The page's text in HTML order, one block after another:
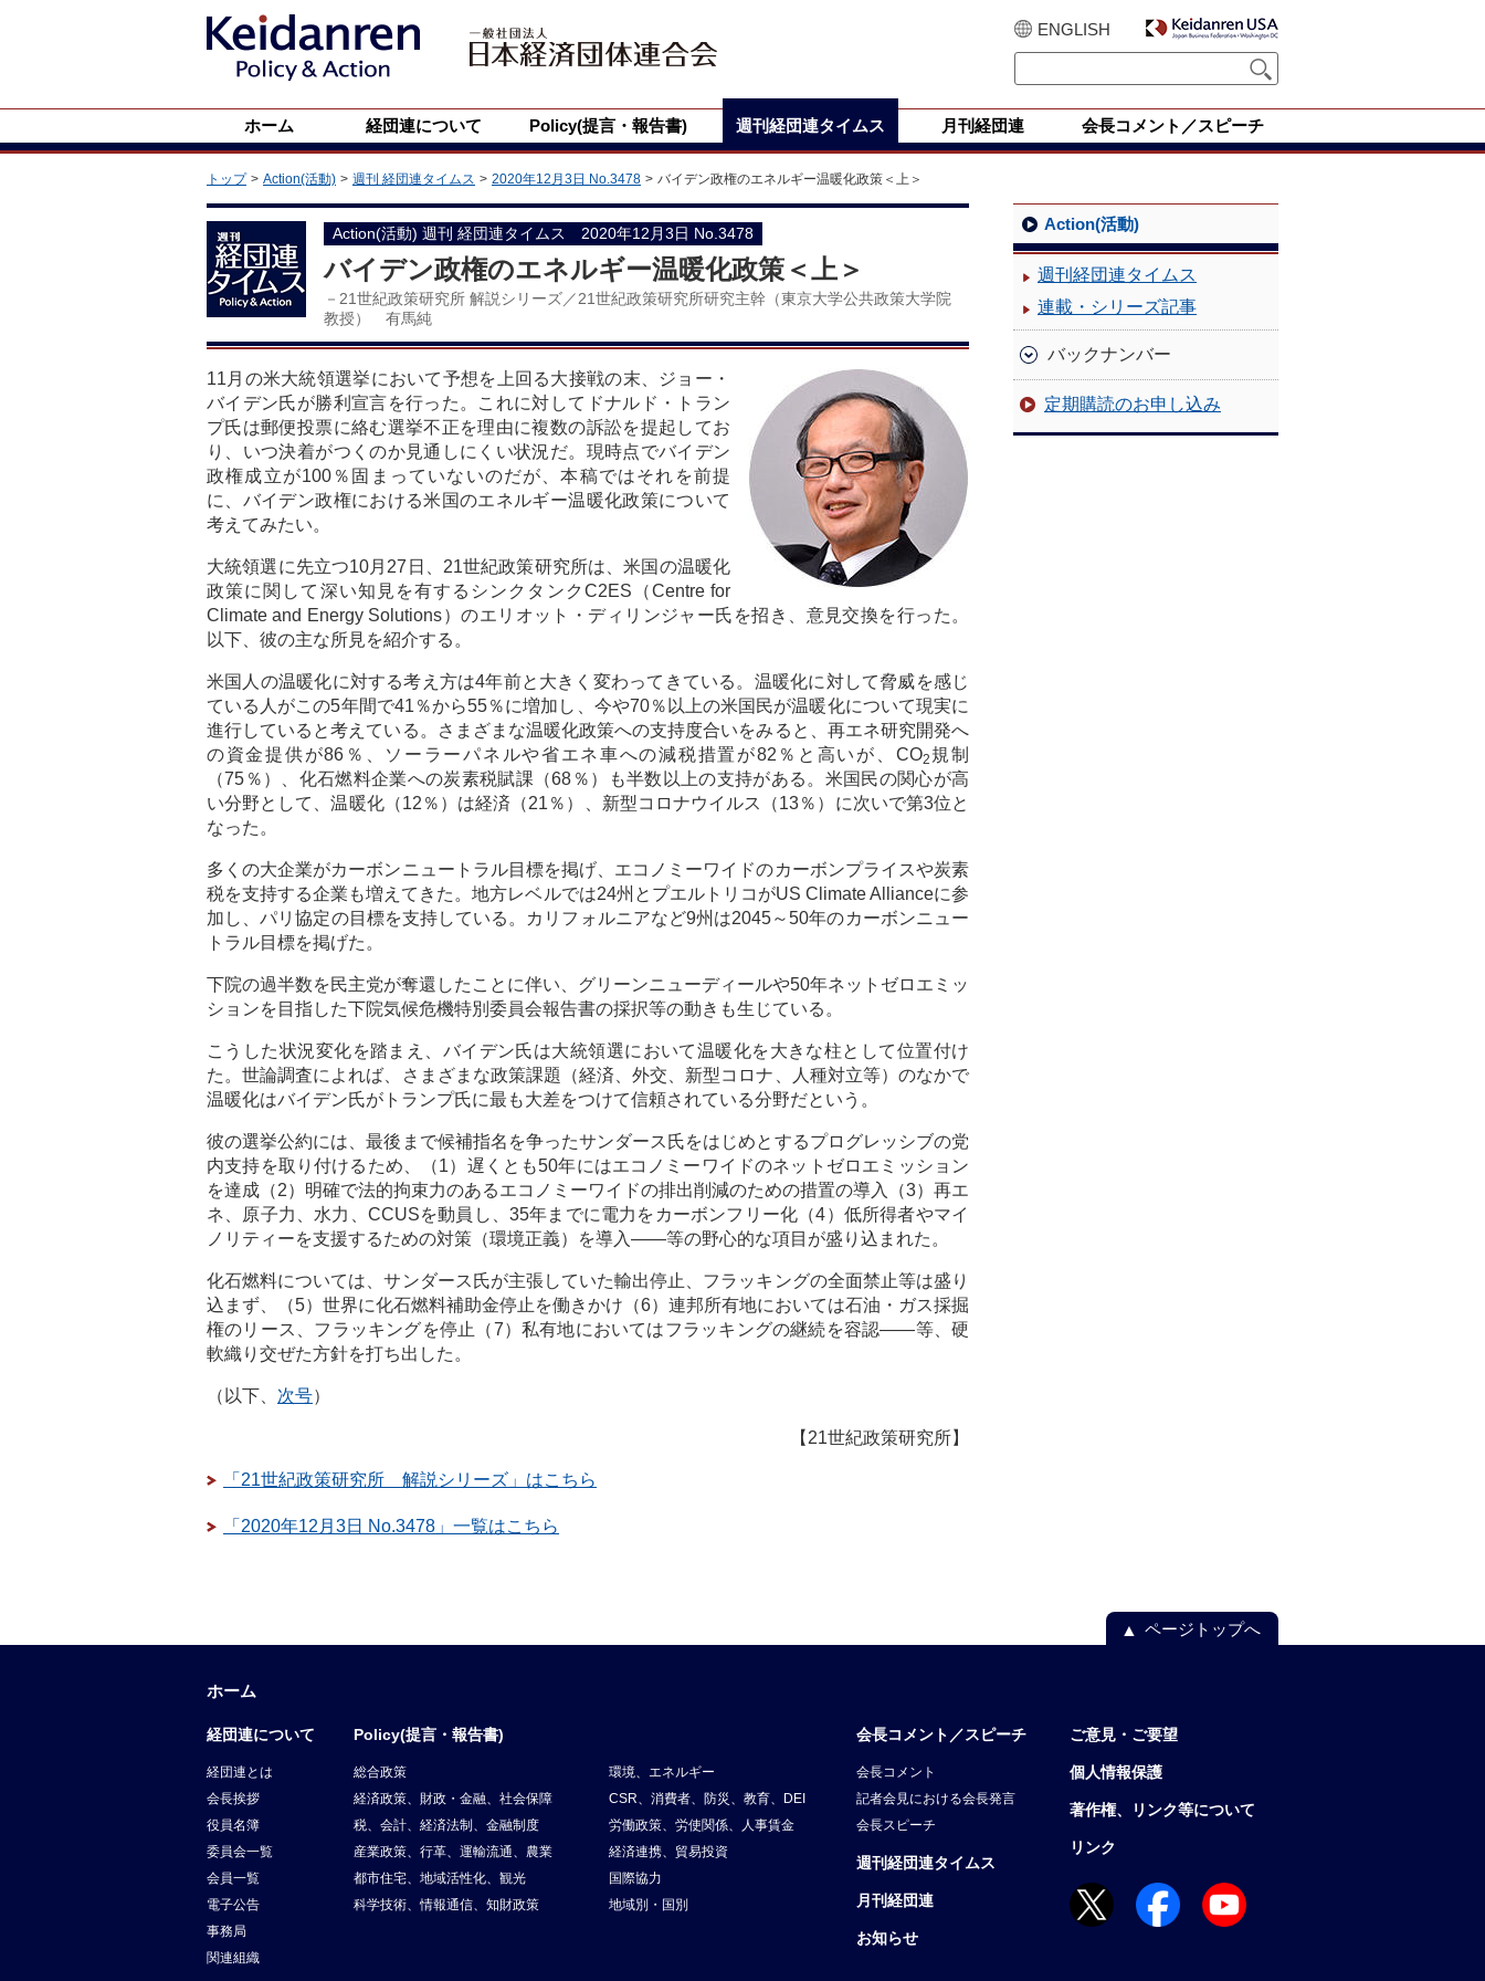
ENGLISH
ホーム 経団連について Policy(提言・報告書) 週刊経団連タイムス 月刊経団連 会長コメント／スピーチ
トップ Action(活動) 週刊 経団連タイムス 2020年12月3日 No.3478 バイデン政権のエネルギー温暖化政策＜上＞
Action(活動) 週刊 経団連タイムス 2020年12月3日 No.3478
バイデン政権のエネルギー温暖化政策＜上＞
－21世紀政策研究所 解説シリーズ／21世紀政策研究所研究主幹（東京大学公共政策大学院
教授） 有馬純
11月の米大統領選挙において予想を上回る大接戦の末、ジョー・
バイデン氏が勝利宣言を行った。これに対してドナルド・トラン
プ氏は郵便投票に絡む選挙不正を理由に複数の訴訟を提起してお
り、いつ決着がつくのか見通しにくい状況だ。現時点でバイデン
政権成立が100％固まっていないのだが、本稿ではそれを前提
に、バイデン政権における米国のエネルギー温暖化政策について
考えてみたい。
大統領選に先立つ10月27日、21世紀政策研究所は、米国の温暖化
政策に関して深い知見を有するシンクタンクC2ES（Centre for
Climate and Energy Solutions）のエリオット・ディリンジャー氏を招き、意見交換を行った。
以下、彼の主な所見を紹介する。
米国人の温暖化に対する考え方は4年前と大きく変わってきている。温暖化に対して脅威を感じ
ている人がこの5年間で41％から55％に増加し、今や70％以上の米国民が温暖化について現実に
進行していると考えている。さまざまな温暖化政策への支持度合いをみると、再エネ研究開発へ
の資金提供が86％、ソーラーパネルや省エネ車への減税措置が82％と高いが、CO2 規制
（75％）、化石燃料企業への炭素税賦課（68％）も半数以上の支持がある。米国民の関心が高
い分野として、温暖化（12％）は経済（21％）、新型コロナウイルス（13％）に次いで第3位と
なった。
多くの大企業がカーボンニュートラル目標を掲げ、エコノミーワイドのカーボンプライスや炭素
税を支持する企業も増えてきた。地方レベルでは24州とプエルトリコがUS Climate Allianceに参
加し、パリ協定の目標を支持している。カリフォルニアなど9州は2045～50年のカーボンニュー
トラル目標を掲げた。
下院の過半数を民主党が奪還したことに伴い、グリーンニューディールや50年ネットゼロエミッ
ションを目指した下院気候危機特別委員会報告書の採択等の動きも生じている。
こうした状況変化を踏まえ、バイデン氏は大統領選において温暖化を大きな柱として位置付け
た。世論調査によれば、さまざまな政策課題（経済、外交、新型コロナ、人種対立等）のなかで
温暖化はバイデン氏がトランプ氏に最も大差をつけて信頼されている分野だという。
彼の選挙公約には、最後まで候補指名を争ったサンダース氏をはじめとするプログレッシブの党
内支持を取り付けるため、（1）遅くとも50年にはエコノミーワイドのネットゼロエミッション
を達成（2）明確で法的拘束力のあるエコノミーワイドの排出削減のための措置の導入（3）再エ
ネ、原子力、水力、CCUSを動員し、35年までに電力をカーボンフリー化（4）低所得者やマイ
ノリティーを支援するための対策（環境正義）を導入――等の野心的な項目が盛り込まれた。
化石燃料については、サンダース氏が主張していた輸出停止、フラッキングの全面禁止等は盛り
込まず、（5）世界に化石燃料補助金停止を働きかけ（6）連邦所有地においては石油・ガス採掘
権のリース、フラッキングを停止（7）私有地においてはフラッキングの継続を容認――等、硬
軟織り交ぜた方針を打ち出した。
（以下、 次号）
【21世紀政策研究所】
「21世紀政策研究所 解説シリーズ」はこちら
「2020年12月3日 No.3478」一覧はこちら
Action(活動)
週刊経団連タイムス
連載・シリーズ記事
バックナンバー
定期購読のお申し込み
ページトップへ
ホーム
経団連について
経団連とは
会長挨拶
役員名簿
委員会一覧
会員一覧
電子公告
事務局
関連組織
Policy(提言・報告書)
総合政策
環境、エネルギー
経済政策、財政・金融、社会保障
CSR、消費者、防災、教育、DEI
税、会計、経済法制、金融制度
労働政策、労使関係、人事賃金
産業政策、行革、運輸流通、農業
経済連携、貿易投資
都市住宅、地域活性化、観光
国際協力
科学技術、情報通信、知財政策
地域別・国別
会長コメント／スピーチ
会長コメント
記者会見における会長発言
会長スピーチ
週刊経団連タイムス
月刊経団連
お知らせ
ご意見・ご要望
個人情報保護
著作権、リンク等について
リンク